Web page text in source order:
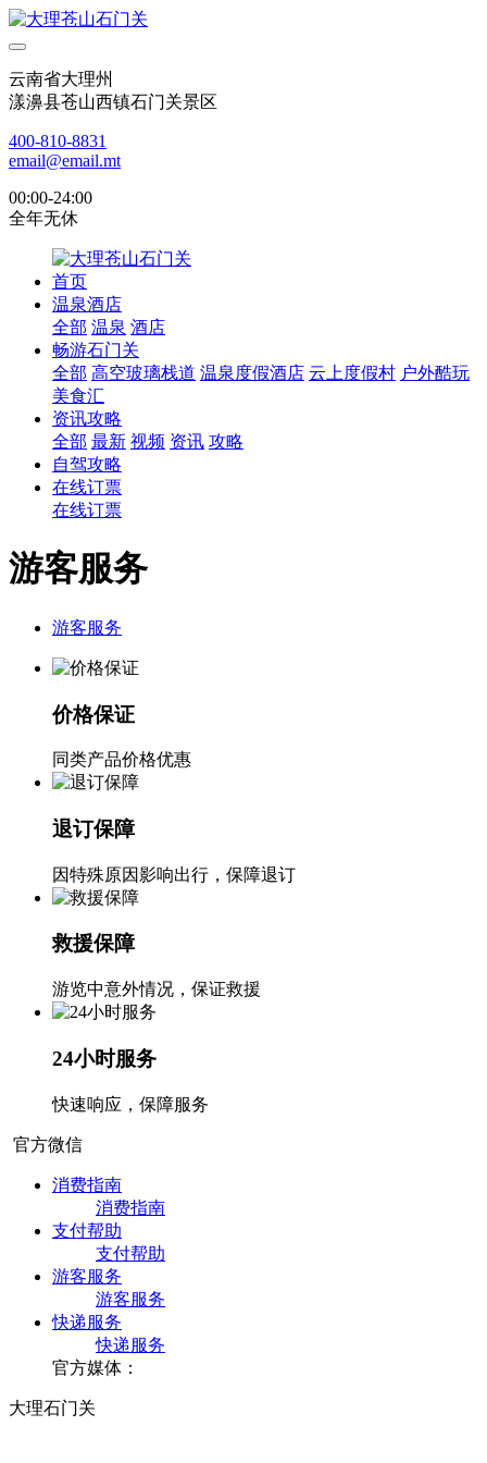
云南省大理州
漾濞县苍山西镇石门关景区
400-810-8831
email@email.mt
00:00-24:00
全年无休
首页
温泉酒店
全部 温泉 酒店
畅游石门关
全部 高空玻璃栈道 温泉度假酒店 云上度假村 户外酷玩
美食汇
资讯攻略
全部 最新 视频 资讯 攻略
自驾攻略
在线订票
在线订票
游客服务
游客服务
价格保证
同类产品价格优惠
退订保障
因特殊原因影响出行，保障退订
救援保障
游览中意外情况，保证救援
24小时服务
快速响应，保障服务
官方微信
消费指南
消费指南
支付帮助
支付帮助
游客服务
游客服务
快递服务
快递服务
官方媒体：
大理石门关